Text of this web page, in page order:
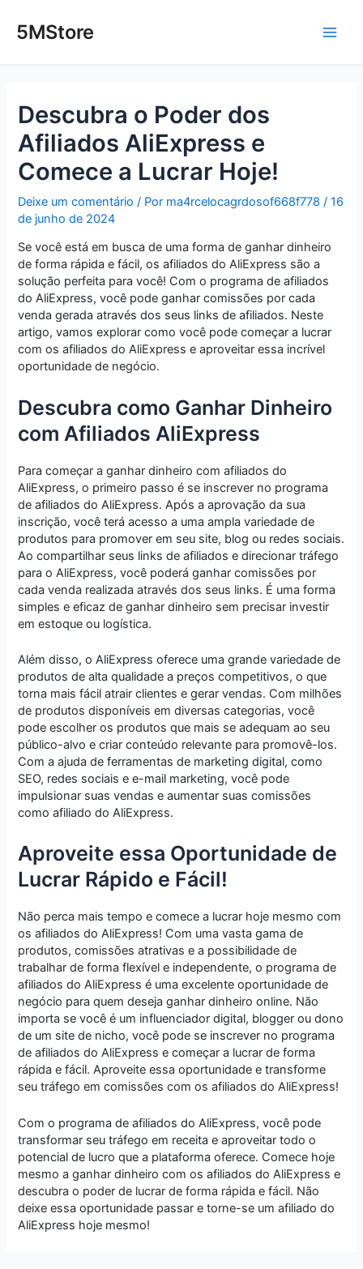
para5MStore
Descubra o Poder dos
Afiliados AliExpress e
Comece a Lucrar Hoje!
Deixe um comentário / Por ma4rcelocagrdosof668f778/16
de junho de 2024
Se você está em busca de uma forma de ganhar dinheiro
de forma rápida e fácil, os afiliados do AliExpress são a
solução perfeita para você! Com o programa de afiliados
do AliExpress, você pode ganhar comissões por cada
venda gerada através dos seus links de afiliados. Neste
artigo, vamos explorar como você pode começar a lucrar
com os afiliados do AliExpress e aproveitar essa incrível
oportunidade de negócio.
Descubra como Ganhar Dinheiro
com Afiliados AliExpress
Para começar a ganhar dinheiro com afiliados do
AliExpress, o primeiro passo é se inscrever no programa
de afiliados do AliExpress. Após a aprovação da sua
inscrição, você terá acesso a uma ampla variedade de
produtos para promover em seu site, blog ou redes sociais.
Ao compartilhar seus links de afiliados e direcionar tráfego
para o AliExpress, você poderá ganhar comissões por
cada venda realizada através dos seus links. É uma forma
simples e eficaz de ganhar dinheiro sem precisar investir
em estoque ou logística.
Além disso, o AliExpress oferece uma grande variedade de
produtos de alta qualidade a preços competitivos, o que
torna mais fácil atrair clientes e gerar vendas. Com milhões
de produtos disponíveis em diversas categorias, você
pode escolher os produtos que mais se adequam ao seu
público-alvo e criar conteúdo relevante para promovê-los.
Com a ajuda de ferramentas de marketing digital, como
SEO, redes sociais e e-mail marketing, você pode
impulsionar suas vendas e aumentar suas comissões
como afiliado do AliExpress.
Aproveite essa Oportunidade de
Lucrar Rápido e Fácil!
Não perca mais tempo e comece a lucrar hoje mesmo com
os afiliados do AliExpress! Com uma vasta gama de
produtos, comissões atrativas e a possibilidade de
trabalhar de forma flexível e independente, o programa de
afiliados do AliExpress é uma excelente oportunidade de
negócio para quem deseja ganhar dinheiro online. Não
importa se você é um influenciador digital, blogger ou dono
de um site de nicho, você pode se inscrever no programa
de afiliados do AliExpress e começar a lucrar de forma
rápida e fácil. Aproveite essa oportunidade e transforme
seu tráfego em comissões com os afiliados do AliExpress!
Com o programa de afiliados do AliExpress, você pode
transformar seu tráfego em receita e aproveitar todo o
potencial de lucro que a plataforma oferece. Comece hoje
mesmo a ganhar dinheiro com os afiliados do AliExpress e
descubra o poder de lucrar de forma rápida e fácil. Não
deixe essa oportunidade passar e torne-se um afiliado do
AliExpress hoje mesmo!
navigation